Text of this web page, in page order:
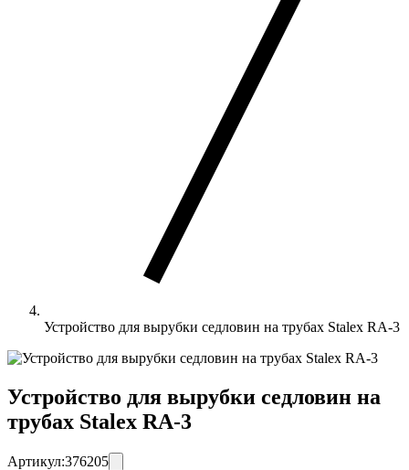
Устройство для вырубки седловин на трубах Stalex RA-3
Устройство для вырубки седловин на
трубах Stalex RA-3
Артикул:376205